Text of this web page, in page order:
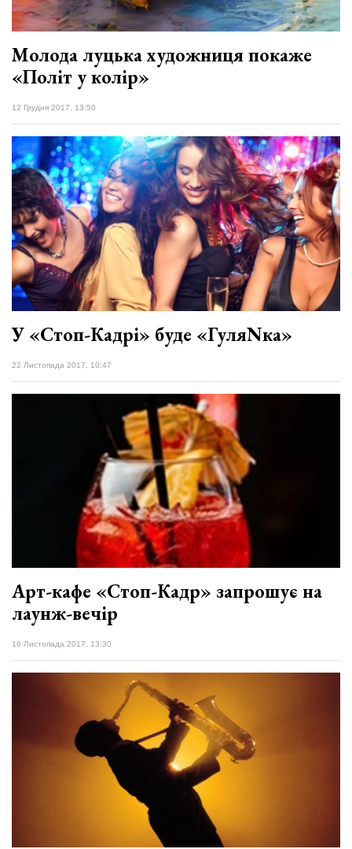
Молода луцька художниця покаже
«Політ у колір»
12 Грудня 2017, 13:50
У «Стоп-Кадрі» буде «ГуляNка»
22 Листопада 2017, 10:47
​Арт-кафе «Стоп-Кадр» запрошує на
лаунж-вечір
16 Листопада 2017, 13:30